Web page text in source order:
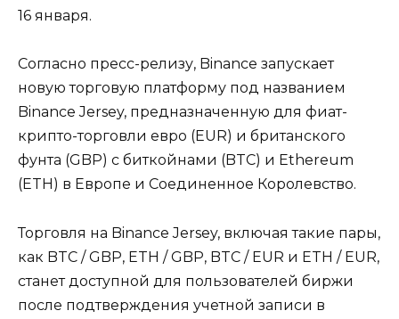
16 января.
Согласно пресс-релизу, Binance запускает
новую торговую платформу под названием
Binance Jersey, предназначенную для фиат-
крипто-торговли евро (EUR) и британского
фунта (GBP) с биткойнами (BTC) и Ethereum
(ETH) в Европе и Соединенное Королевство.
Торговля на Binance Jersey, включая такие пары,
как BTC / GBP, ETH / GBP, BTC / EUR и ETH / EUR,
станет доступной для пользователей биржи
после подтверждения учетной записи в